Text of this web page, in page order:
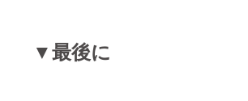
▼最後に